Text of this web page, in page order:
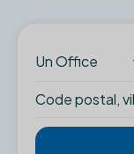
Un Office